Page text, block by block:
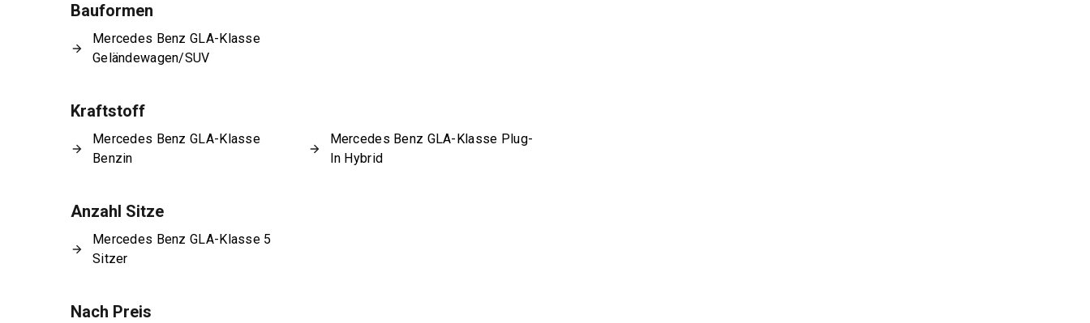
Bauformen
Mercedes Benz GLA-Klasse
Geländewagen/SUV
Kraftstoff
Mercedes Benz GLA-Klasse
Benzin
Mercedes Benz GLA-Klasse Plug-
In Hybrid
Anzahl Sitze
Mercedes Benz GLA-Klasse 5
Sitzer
Nach Preis